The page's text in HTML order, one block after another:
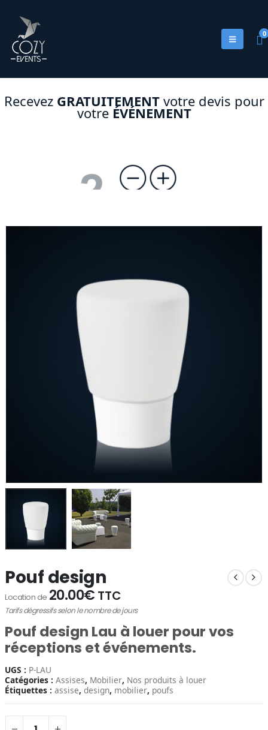
0
Recevez GRATUITEMENTvotre devis pour
votre ÉVÉNEMENT
Pouf design
Location de 20.00€ TTC
Tarifs dégressifs selon le nombre de jours
Pouf design Lau à louer pour vos
réceptions et événements.
UGS : P-LAU
Catégories : Assises, Mobilier, Nos produits à louer
Étiquettes : assise, design, mobilier, poufs